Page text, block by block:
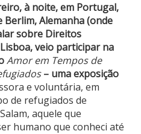
à noite, em Portugal,
Alemanha (onde
sobre Direitos
veio participar na
Amor em Tempos de
– uma exposição
e voluntária, em
de refugiados de
aquele que
humano que conheci até